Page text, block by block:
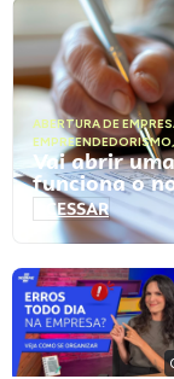
ABERTURA DE
EMPREENDEDORISMO,
Vai abrir
funciona o
ACESSAR